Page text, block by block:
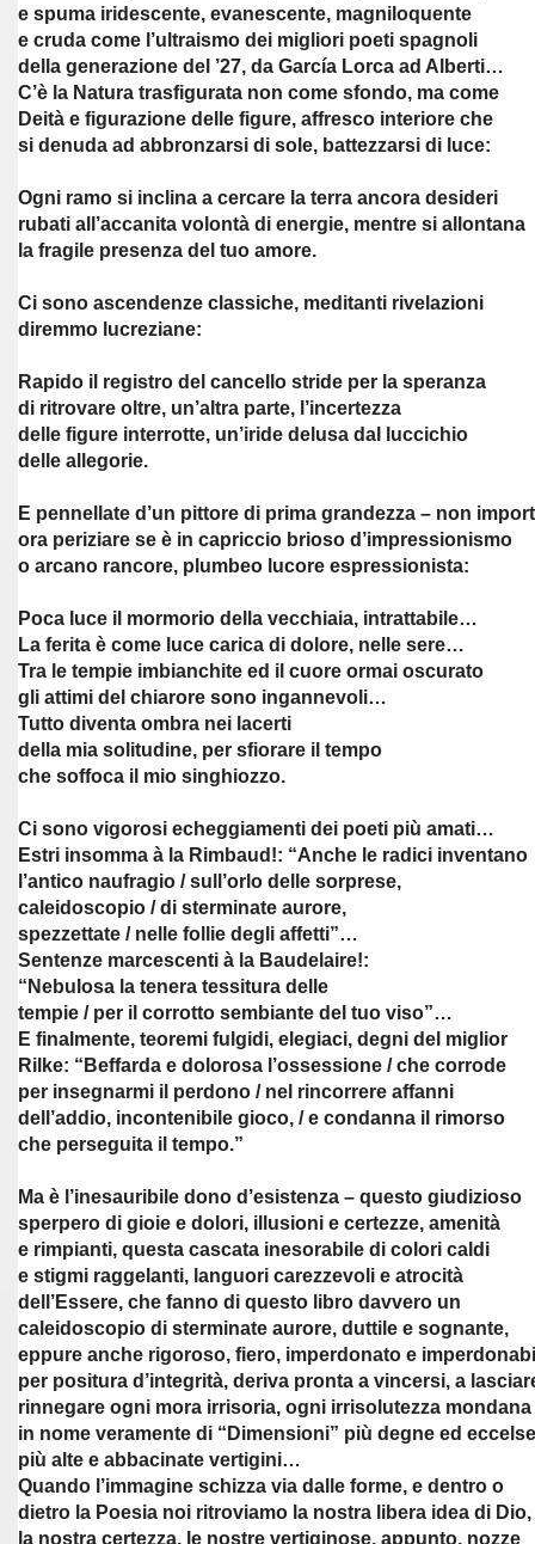
e spuma iridescente, evanescente, magniloquente
e cruda come l’ultraismo dei migliori poeti spagnoli
della generazione del ’27, da García Lorca ad Alberti…
C’è la Natura trasfigurata non come sfondo, ma come
Deità e figurazione delle figure, affresco interiore che
si denuda ad abbronzarsi di sole, battezzarsi di luce:
Ogni ramo si inclina a cercare la terra ancora desideri
rubati all’accanita volontà di energie, mentre si allontana
la fragile presenza del tuo amore.
Ci sono ascendenze classiche, meditanti rivelazioni
diremmo lucreziane:
Rapido il registro del cancello stride per la speranza
di ritrovare oltre, un’altra parte, l’incertezza
delle figure interrotte, un’iride delusa dal luccichio
delle allegorie.
E pennellate d’un pittore di prima grandezza – non
ora periziare se è in capriccio brioso d’impressionismo
o arcano rancore, plumbeo lucore espressionista:
Poca luce il mormorio della vecchiaia, intrattabile…
La ferita è come luce carica di dolore, nelle sere…
Tra le tempie imbianchite ed il cuore ormai oscurato
gli attimi del chiarore sono ingannevoli…
Tutto diventa ombra nei lacerti
della mia solitudine, per sfiorare il tempo
che soffoca il mio singhiozzo.
Ci sono vigorosi echeggiamenti dei poeti più amati…
Estri insomma à la Rimbaud!: “Anche le radici inventano
l’antico naufragio / sull’orlo delle sorprese,
caleidoscopio / di sterminate aurore,
spezzettate / nelle follie degli affetti”…
Sentenze marcescenti à la Baudelaire!:
“Nebulosa la tenera tessitura delle
tempie / per il corrotto sembiante del tuo viso”…
E finalmente, teoremi fulgidi, elegiaci, degni del miglior
Rilke: “Beffarda e dolorosa l’ossessione / che corrode
per insegnarmi il perdono / nel rincorrere affanni
dell’addio, incontenibile gioco, / e condanna il rimorso
che perseguita il tempo.”
Ma è l’inesauribile dono d’esistenza – questo giudizioso
sperpero di gioie e dolori, illusioni e certezze, amenità
e rimpianti, questa cascata inesorabile di colori caldi
e stigmi raggelanti, languori carezzevoli e atrocità
dell’Essere, che fanno di questo libro davvero un
caleidoscopio di sterminate aurore, duttile e sognante,
eppure anche rigoroso, fiero, imperdonato e
per positura d’integrità, deriva pronta a vincersi, a
rinnegare ogni mora irrisoria, ogni irrisolutezza mondana
in nome veramente di “Dimensioni” più degne ed
più alte e abbacinate vertigini…
Quando l’immagine schizza via dalle forme, e dentro o
dietro la Poesia noi ritroviamo la nostra libera idea di Dio,
la nostra certezza, le nostre vertiginose, appunto, nozze